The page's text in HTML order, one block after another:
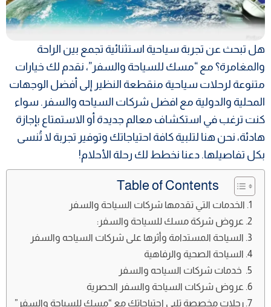
هل تبحث عن تجربة سياحية استثنائية تجمع بين الراحة
والمغامرة؟ مع “مسك للسياحة والسفر”، نقدم لك خيارات
متنوعة لرحلات سياحية منقطعة النظير إلى أفضل الوجهات
المحلية والدولية مع افضل شركات السياحه والسفر. سواء
كنت ترغب في استكشاف معالم جديدة أو الاستمتاع بإجازة
هادئة، نحن هنا لتلبية كافة احتياجاتك وتوفير تجربة لا تُنسى
بكل تفاصيلها. دعنا نخطط لك رحلة الأحلام!
Table of Contents
الخدمات التي تقدمها شركات السياحة والسفر
عروض شركة مسك للسياحة والسفر:
السياحة المستدامة وأثرها على شركات السياحه والسفر
السياحة الصحية والرفاهية
خدمات شركات السياحه والسفر
عروض شركات السياحة والسفر الحصرية
رحلات مخصصة تلبي احتياجاتك مع “مسك للسياحة والسفر”